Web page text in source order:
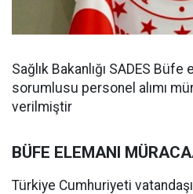
Sağlık Bakanlığı SADES Büfe
sorumlusu personel alımı
verilmiştir
BÜFE ELEMANI
Türkiye Cumhuriyeti